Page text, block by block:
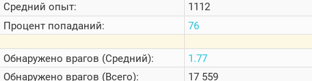
Средний опыт:
Процент попаданий:
Обнаружено врагов (Средний):
Обнаружено врагов (Всего):
1112
76
1.77
17 559